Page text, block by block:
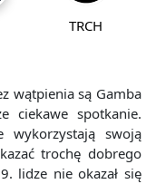
TRCH
wątpienia są Gamba
ciekawe spotkanie.
wykorzystają swoją
trochę dobrego
lidze nie okazał się